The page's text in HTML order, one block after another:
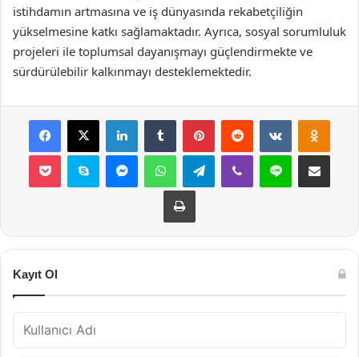
istihdamın artmasına ve iş dünyasında rekabetçiliğin
yükselmesine katkı sağlamaktadır. Ayrıca, sosyal sorumluluk
projeleri ile toplumsal dayanışmayı güçlendirmekte ve
sürdürülebilir kalkınmayı desteklemektedir.
Facebook
X LinkedInTumblr PinterestReddit VKontakte
Pocket Skype MessengerWhatsAppTelegramViber Line E-Posta ile
Yazdır
Kayıt Ol